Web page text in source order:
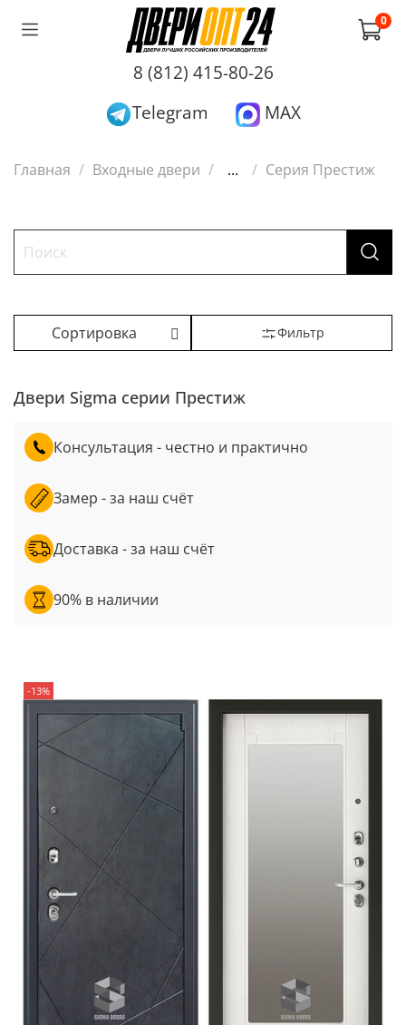
0
8 (812) 415-80-26
Telegram
MAX
Главная Входные двери ... Серия Престиж
Двери Sigma серии Престиж
Консультация - честно и практично
Замер - за наш счёт
Доставка - за наш счёт
90% в наличии
-13%
Фильтр